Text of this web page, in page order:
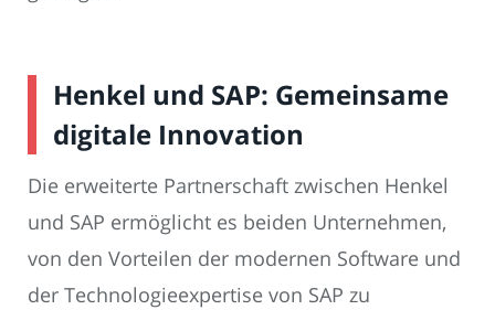
Henkel und SAP: Gemeinsame
digitale Innovation
Die erweiterte Partnerschaft zwischen Henkel
und SAP ermöglicht es beiden Unternehmen,
von den Vorteilen der modernen Software und
der Technologieexpertise von SAP zu